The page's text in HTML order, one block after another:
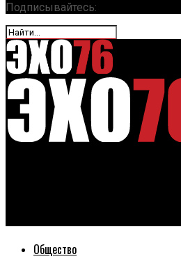
Подписывайтесь:
Общество